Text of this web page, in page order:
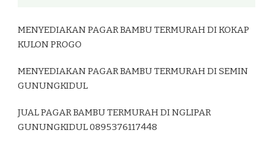
MENYEDIAKAN PAGAR BAMBU TERMURAH DI KOKAP
KULON PROGO
MENYEDIAKAN PAGAR BAMBU TERMURAH DI SEMIN
GUNUNGKIDUL
JUAL PAGAR BAMBU TERMURAH DI NGLIPAR
GUNUNGKIDUL 0895376117448